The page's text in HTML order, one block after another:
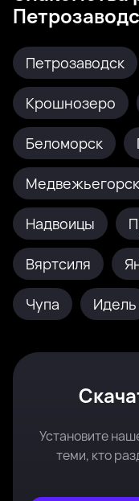
Петрозаводск
Крошнозеро
Беломорск
Медвежьегорск
Надвоицы
Вяртсиля
Чупа Идель
Установите
теми, кто